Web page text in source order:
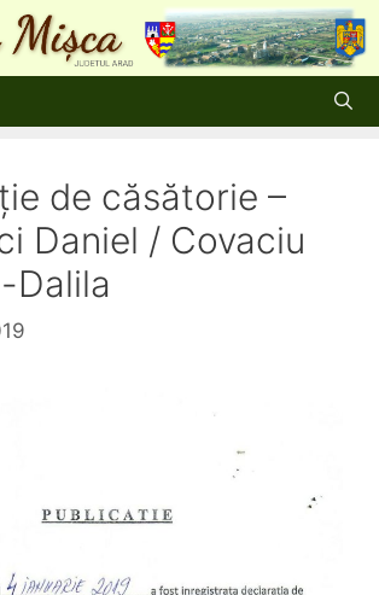
de căsătorie –
Daniel / Covaciu
Dalila